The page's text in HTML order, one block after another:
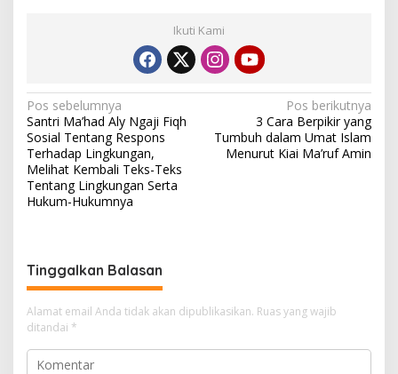
Ikuti Kami
N
a
v
i
g
s
i
p
o
s
Pos sebelumnya
Santri Ma’had Aly Ngaji Fiqh
Sosial Tentang Respons
Terhadap Lingkungan,
Melihat Kembali Teks-Teks
Tentang Lingkungan Serta
Hukum-Hukumnya
Pos berikutnya
3 Cara Berpikir yang
Tumbuh dalam Umat Islam
Menurut Kiai Ma’ruf Amin
Tinggalkan Balasan
Alamat email Anda tidak akan dipublikasikan. Ruas yang wajib
ditandai *